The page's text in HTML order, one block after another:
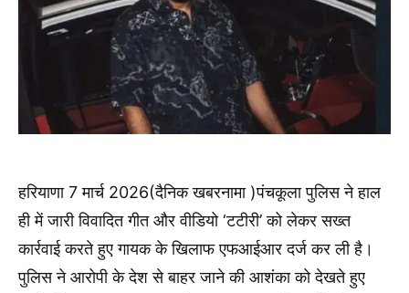
हरियाणा 7 मार्च 2026(दैनिक खबरनामा )पंचकूला पुलिस ने हाल
ही में जारी विवादित गीत और वीडियो ‘टटीरी’ को लेकर सख्त
कार्रवाई करते हुए गायक के खिलाफ एफआईआर दर्ज कर ली है।
पुलिस ने आरोपी के देश से बाहर जाने की आशंका को देखते हुए